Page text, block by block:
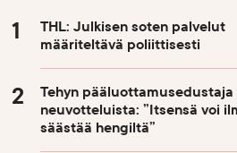
THL: Julkisen soten palvelut
määriteltävä poliittisesti
Tehyn
neuvotteluista: ”Itsensä voi
säästää hengiltä”